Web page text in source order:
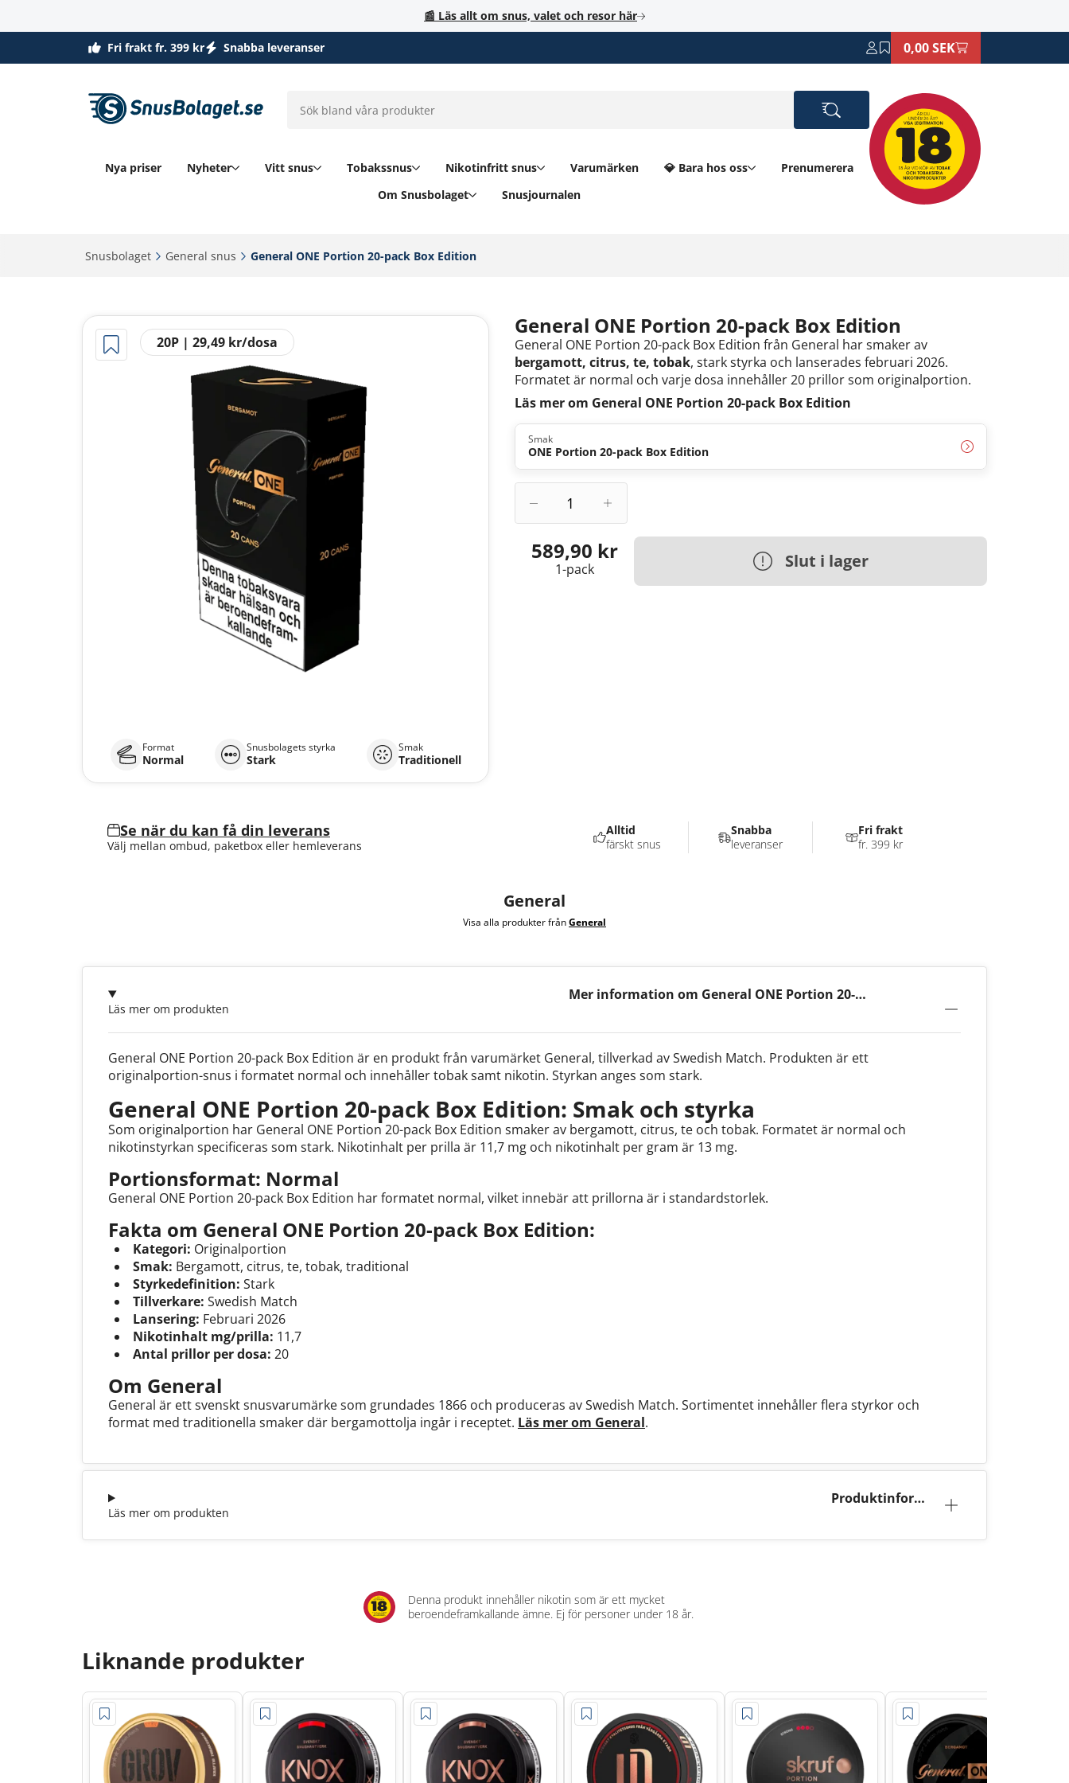
📰 Läs allt om snus, valet och resor här
Fri frakt fr. 399 kr Snabba leveranser 0,00 SEK
Nya priser Nyheter Vitt snus Tobakssnus Nikotinfritt snus Varumärken 💎 Bara hos oss
Prenumerera
Om Snusbolaget
Snusjournalen
Snusbolaget‎ General snus‎ General ONE Portion 20-pack Box Edition‎
20P | 29,49 kr/dosa
General ONE Portion 20-pack Box Edition
General ONE Portion 20-pack Box Edition från General har smaker av
bergamott, citrus, te, tobak, stark styrka och lanserades februari 2026.
Formatet är normal och varje dosa innehåller 20 prillor som originalportion.
Läs mer om General ONE Portion 20-pack Box Edition
Format
Normal
Snusbolagets styrka
Stark
Smak
Traditionell
Smak
ONE Portion 20-pack Box Edition
589,90 kr
1-pack Slut i lager
Se när du kan få din leverans
Välj mellan ombud, paketbox eller hemleverans
Mer information om General ONE Portion 20-
Läs mer om produkten
General ONE Portion 20-pack Box Edition är en produkt från varumärket General, tillverkad av Swedish Match. Produkten är ett
originalportion-snus i formatet normal och innehåller tobak samt nikotin. Styrkan anges som stark.
General ONE Portion 20-pack Box Edition: Smak och styrka
Som originalportion har General ONE Portion 20-pack Box Edition smaker av bergamott, citrus, te och tobak. Formatet är normal och
nikotinstyrkan specificeras som stark. Nikotinhalt per prilla är 11,7 mg och nikotinhalt per gram är 13 mg.
Portionsformat: Normal
General ONE Portion 20-pack Box Edition har formatet normal, vilket innebär att prillorna är i standardstorlek.
Fakta om General ONE Portion 20-pack Box Edition:
Kategori: Originalportion
Smak: Bergamott, citrus, te, tobak, traditional
Styrkedefinition: Stark
Tillverkare: Swedish Match
Lansering: Februari 2026
Nikotinhalt mg/prilla: 11,7
Antal prillor per dosa: 20
Om General
General är ett svenskt snusvarumärke som grundades 1866 och produceras av Swedish Match. Sortimentet innehåller flera styrkor och
format med traditionella smaker där bergamottolja ingår i receptet. Läs mer om General.
Produktinforma
Läs mer om produkten
General
Visa alla produkter frånGeneral
Alltid
färskt snus
Snabba
leveranser
Fri frakt
fr. 399 kr
Denna produkt innehåller nikotin som är ett mycket
beroendeframkallande ämne. Ej för personer under 18 år.
Liknande produkter